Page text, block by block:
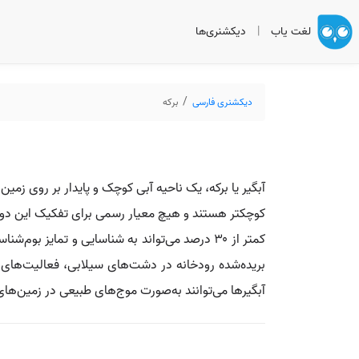
لغت یاب | دیکشنری‌ها
دیکشنری فارسی برکه
آبگیر یا برکه، یک ناحیه آبی کوچک و پایدار بر روی
کمتر از ۳۰ درصد می‌تواند به شناسایی و
بریده‌شده رودخانه در دشت‌های سیلابی، فعالیت‌های
آبگیرها می‌توانند به‌صورت موج‌های طبیعی در